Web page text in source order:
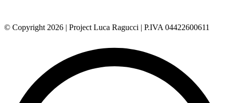
© Copyright 2026 | Project Luca Ragucci | P.IVA 04422600611